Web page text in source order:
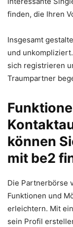
finden, die Ihren
Insgesamt
und
sich registrieren
Traumpartner
können
mit be2
Die Partnerbörse
Funktionen und
erleichtern. Mit
sein Profil